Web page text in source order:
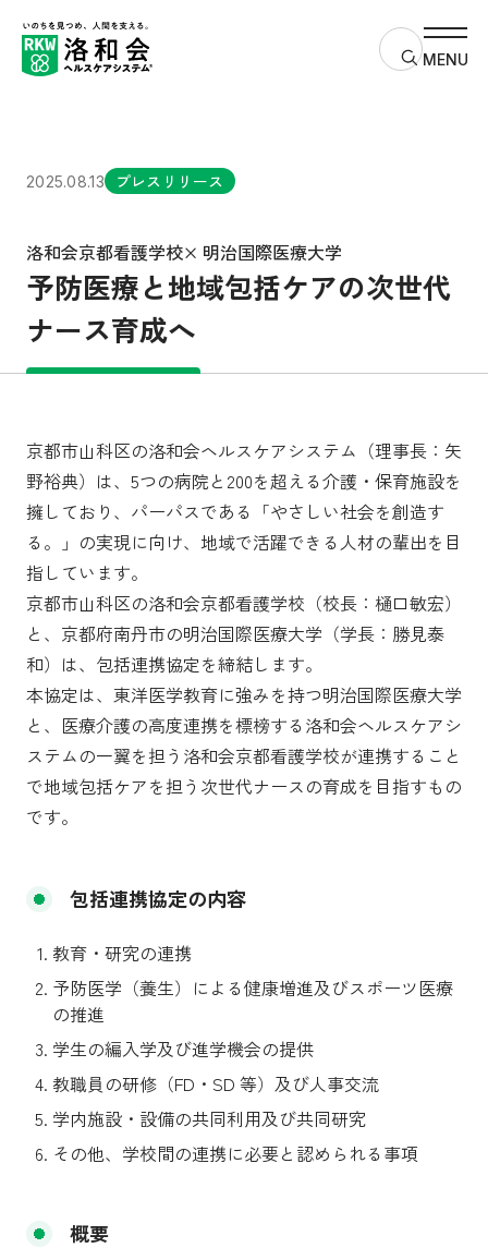
サイト内
MENU
2025.08.13 プレスリリース
洛和会京都看護学校× 明治国際医療大学
予防医療と地域包括ケアの次世代
ナース育成へ
京都市山科区の洛和会ヘルスケアシステム（理事長：矢
野裕典）は、5つの病院と200を超える介護・保育施設を
擁しており、パーパスである「やさしい社会を創造す
る。」の実現に向け、地域で活躍できる人材の輩出を目
指しています。
京都市山科区の洛和会京都看護学校（校長：樋口敏宏）
と、京都府南丹市の明治国際医療大学（学長：勝見泰
和）は、包括連携協定を締結します。
本協定は、東洋医学教育に強みを持つ明治国際医療大学
と、医療介護の高度連携を標榜する洛和会ヘルスケアシ
ステムの一翼を担う洛和会京都看護学校が連携すること
で地域包括ケアを担う次世代ナースの育成を目指すもの
です。
包括連携協定の内容
教育・研究の連携
予防医学（養生）による健康増進及びスポーツ医療
の推進
学生の編入学及び進学機会の提供
教職員の研修（FD・SD 等）及び人事交流
学内施設・設備の共同利用及び共同研究
その他、学校間の連携に必要と認められる事項
概要